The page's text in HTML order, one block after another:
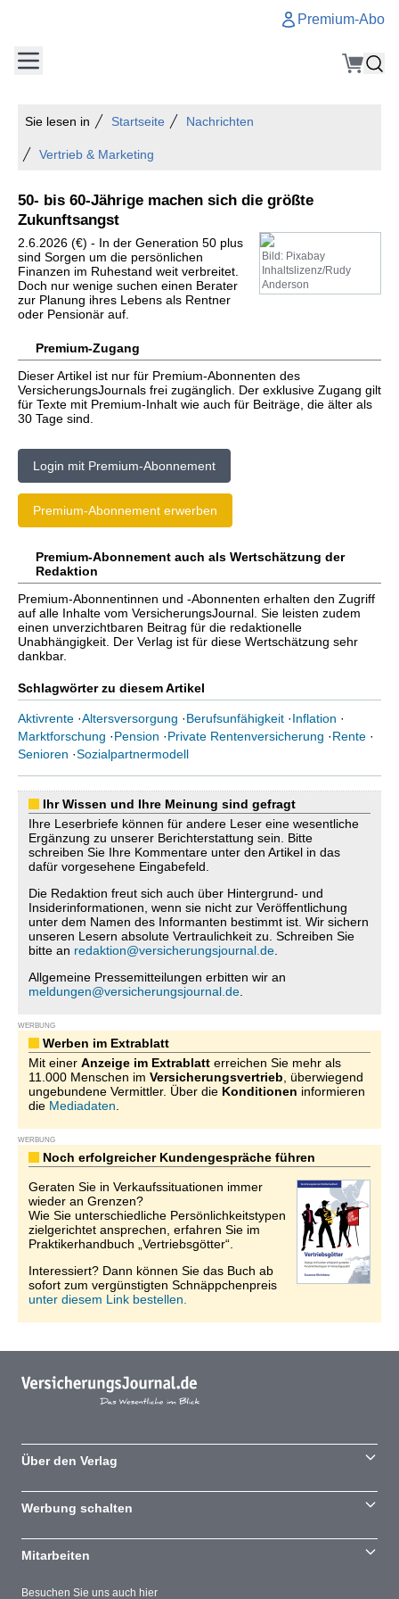
Premium-Abo
Sie lesen in Startseite Nachrichten
Vertrieb & Marketing
50- bis 60-Jährige machen sich die größte
Zukunftsangst
Bild: Pixabay
Inhaltslizenz/Rudy
Anderson
2.6.2026 (€) - In der Generation 50 plus
sind Sorgen um die persönlichen
Finanzen im Ruhestand weit verbreitet.
Doch nur wenige suchen einen Berater
zur Planung ihres Lebens als Rentner
oder Pensionär auf.
Premium-Zugang
Dieser Artikel ist nur für Premium-Abonnenten des
VersicherungsJournals frei zugänglich. Der exklusive Zugang gilt
für Texte mit Premium-Inhalt wie auch für Beiträge, die älter als
30 Tage sind.
Login mit Premium-Abonnement
Premium-Abonnement erwerben
Premium-Abonnement auch als Wertschätzung der
Redaktion
Premium-Abonnentinnen und -Abonnenten erhalten den Zugriff
auf alle Inhalte vom VersicherungsJournal. Sie leisten zudem
einen unverzichtbaren Beitrag für die redaktionelle
Unabhängigkeit. Der Verlag ist für diese Wertschätzung sehr
dankbar.
Schlagwörter zu diesem Artikel
Aktivrente ·Altersversorgung ·Berufsunfähigkeit ·Inflation ·
Marktforschung ·Pension ·Private Rentenversicherung ·Rente ·
Senioren ·Sozialpartnermodell
Ihr Wissen und Ihre Meinung sind gefragt
Ihre Leserbriefe können für andere Leser eine wesentliche
Ergänzung zu unserer Berichterstattung sein. Bitte
schreiben Sie Ihre Kommentare unter den Artikel in das
dafür vorgesehene Eingabefeld.
Die Redaktion freut sich auch über Hintergrund- und
Insiderinformationen, wenn sie nicht zur Veröffentlichung
unter dem Namen des Informanten bestimmt ist. Wir sichern
unseren Lesern absolute Vertraulichkeit zu. Schreiben Sie
bitte an redaktion@versicherungsjournal.de
Allgemeine Pressemitteilungen erbitten wir an
meldungen@versicherungsjournal.de
WERBUNG
Werben im Extrablatt
Mit einer Anzeige im Extrablatt erreichen Sie mehr als
11.000 Menschen im Versicherungsvertrieb , überwiegend
ungebundene Vermittler. Über die Konditionen informieren
die Mediadaten
WERBUNG
Noch erfolgreicher Kundengespräche führen
Geraten Sie in Verkaufssituationen immer
wieder an Grenzen?
Wie Sie unterschiedliche Persönlichkeitstypen
zielgerichtet ansprechen, erfahren Sie im
Praktikerhandbuch „Vertriebsgötter“.
Interessiert? Dann können Sie das Buch ab
sofort zum vergünstigten Schnäppchenpreis
unter diesem Link bestellen.
Besuchen Sie uns auch hier
Über den Verlag
Werbung schalten
Mitarbeiten